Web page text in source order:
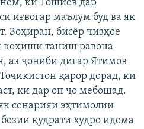
ки Тошиев дар
иғвогар маълум буд ва як
Зоҳиран, бисёр чизҳое
коҳиши таниш равона
аз ҷониби дигар Ятимов
қарор дорад, ки
ки дар он ҷо мебошад.
сенарияи эҳтимолии
қудрати худро идома